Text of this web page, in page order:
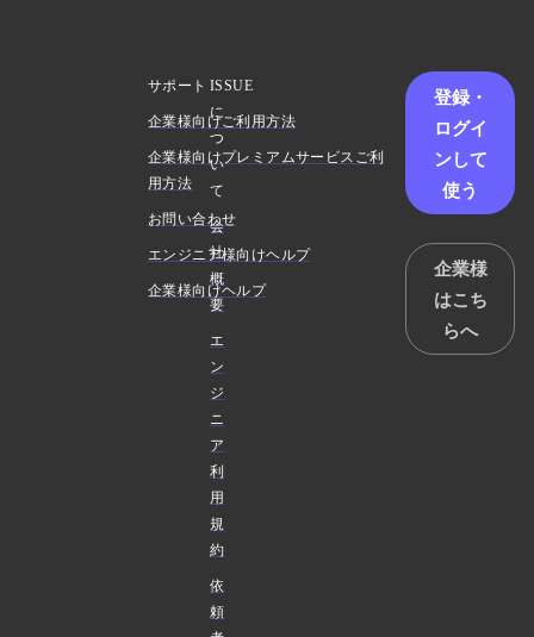
ISSUE
に
つ
い
て
会
社
概
要
エ
ン
ジ
ニ
ア
利
用
規
約
依
頼
サポート
企業様向けご利用方法
企業様向けプレミアムサービスご利
用方法
お問い合わせ
エンジニア様向けヘルプ
企業様向けヘルプ
登録・
ログイ
ンして
使う
企業様
はこち
らへ